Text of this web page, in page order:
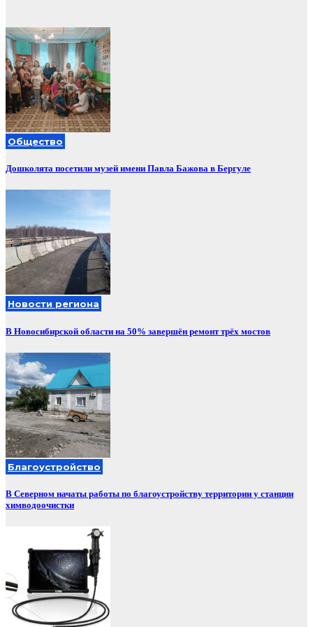
Общество
Дошколята посетили музей имени Павла Бажова в Бергуле
Новости региона
В Новосибирской области на 50% завершён ремонт трёх мостов
Благоустройство
В Северном начаты работы по благоустройству территории у станции
химводоочистки